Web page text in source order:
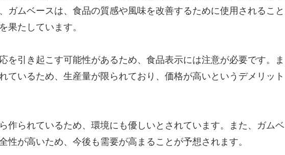
ガムベースは、食品の質感や風味を改善するために使用されること
果たしています。
を引き起こす可能性があるため、食品表示には注意が必要です。ま
ているため、生産量が限られており、価格が高いというデメリット
作られているため、環境にも優しいとされています。また、ガムベ
性が高いため、今後も需要が高まることが予想されます。